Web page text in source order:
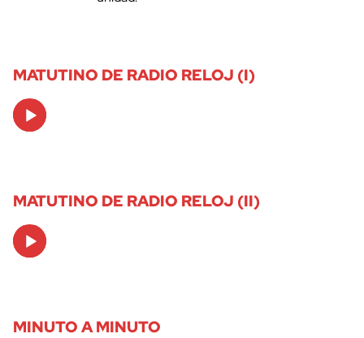
MATUTINO DE RADIO RELOJ (I)
Audio
Player
MATUTINO DE RADIO RELOJ (II)
Audio
Player
MINUTO A MINUTO